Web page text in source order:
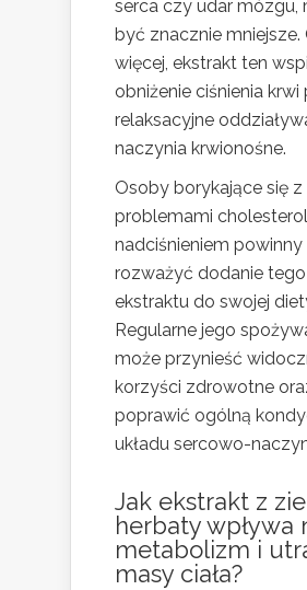
serca czy udar mózgu,
być znacznie mniejsze.
więcej, ekstrakt ten
obniżenie ciśnienia krwi
relaksacyjne
naczynia krwionośne.
Osoby borykające się z
problemami
nadciśnieniem powinny
rozważyć dodanie tego
ekstraktu do swojej
Regularne jego
może przynieść
korzyści zdrowotne
poprawić ogólną
układu sercowo-
Jak ekstrakt z
herbaty wpływa
metabolizm i
masy ciała?